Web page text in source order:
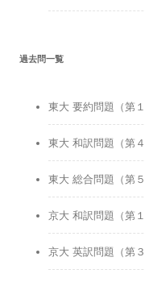
過去問一覧
東大 要約問題（第
東大 和訳問題（第
東大 総合問題（第
京大 和訳問題（第
京大 英訳問題（第